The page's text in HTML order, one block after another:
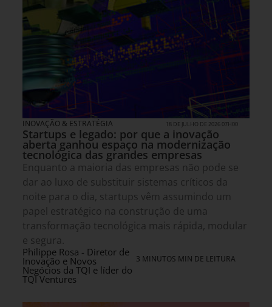
INOVAÇÃO & ESTRATÉGIA 18 DE JULHO DE 2026 07H00
Startups e legado: por que a inovação
aberta ganhou espaço na modernização
tecnológica das grandes empresas
Enquanto a maioria das empresas não pode se
dar ao luxo de substituir sistemas críticos da
noite para o dia, startups vêm assumindo um
papel estratégico na construção de uma
transformação tecnológica mais rápida, modular
e segura.
Philippe Rosa - Diretor de
Inovação e Novos
Negócios da TQI e líder do
TQI Ventures
3 MINUTOS MIN DE LEITURA